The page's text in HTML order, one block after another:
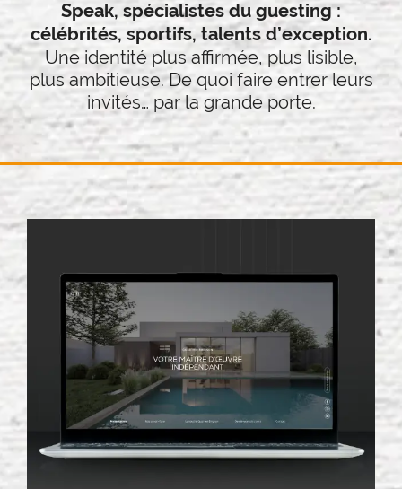
Speak, spécialistes du guesting :
célébrités, sportifs, talents d’exception.
Une identité plus affirmée, plus lisible,
plus ambitieuse. De quoi faire entrer leurs
invités… par la grande porte.